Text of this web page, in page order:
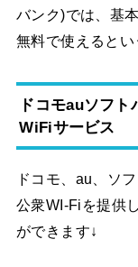
バンク)では、基
無料で使えるとい
ドコモauソフ
WiFiサービス
ドコモ、au、ソ
公衆WI-Fiを提供
ができます↓